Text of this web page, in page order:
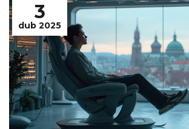
3
dub 2025